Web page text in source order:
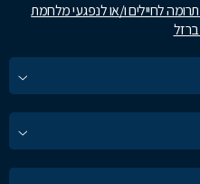
לחיילים ו/או לנפגעי מלחמת